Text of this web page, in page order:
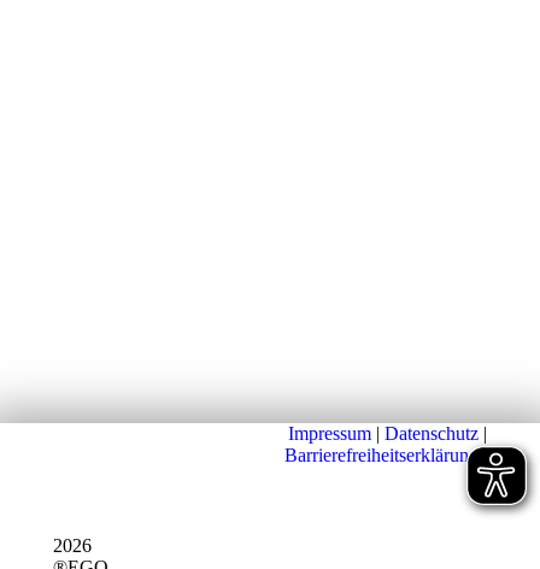
2026
Impressum | Datenschutz |
Barrierefreiheitserklärung|